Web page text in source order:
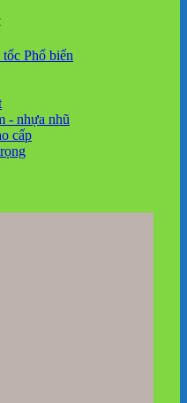
tốc
- nhựa nhũ
cấp